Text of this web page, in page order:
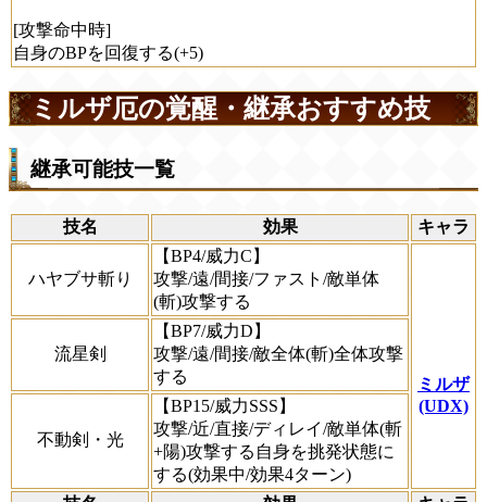
[攻撃命中時]
自身のBPを回復する(+5)
ミルザ厄の覚醒・継承おすすめ技
継承可能技一覧
技名 効果 キャラ
ハヤブサ斬り
【BP4/威力C】
攻撃/遠/間接/ファスト/敵単体
(斬)攻撃する
ミルザ
(UDX)
流星剣
【BP7/威力D】
攻撃/遠/間接/敵全体(斬)全体攻撃
する
不動剣・光
【BP15/威力SSS】
攻撃/近/直接/ディレイ/敵単体(斬
+陽)攻撃する自身を挑発状態に
する(効果中/効果4ターン)